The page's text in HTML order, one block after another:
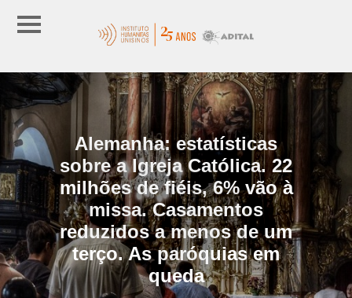
Alemanha: estatísticas
sobre a Igreja Católica. 22
milhões de fiéis, 6% vão à
missa. Casamentos
reduzidos a menos de um
terço. As paróquias em
queda